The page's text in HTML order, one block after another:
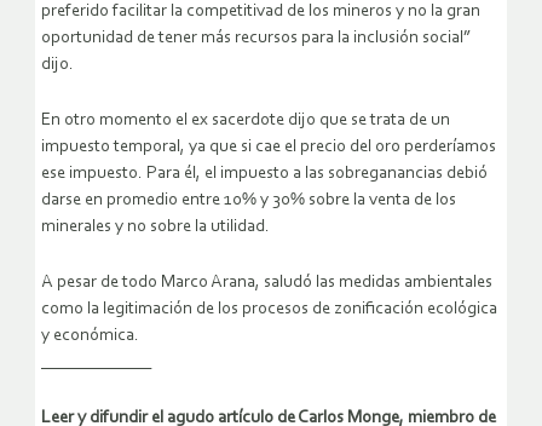
preferido facilitar la competitivad de los mineros y no la gran
oportunidad de tener más recursos para la inclusión social”
dijo.
En otro momento el ex sacerdote dijo que se trata de un
impuesto temporal, ya que si cae el precio del oro perderíamos
ese impuesto. Para él, el impuesto a las sobreganancias debió
darse en promedio entre 10% y 30% sobre la venta de los
minerales y no sobre la utilidad.
A pesar de todo Marco Arana, saludó las medidas ambientales
como la legitimación de los procesos de zonificación ecológica
y económica.
Leer y difundir el agudo artículo de Carlos Monge, miembro de